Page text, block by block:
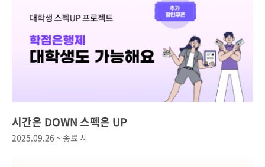
시간은 DOWN 스펙은 UP
2025.09.26 ~ 종료 시